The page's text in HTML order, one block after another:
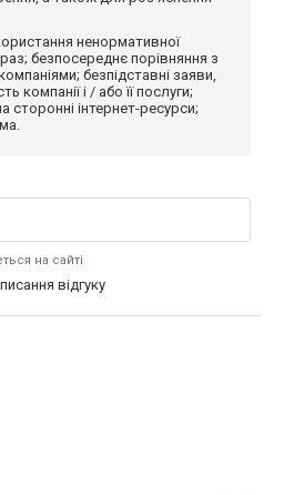
ненормативної
безпосереднє порівняння з
безпідставні заяви,
компанії і / або її послуги;
сторонні інтернет-ресурси;
на сайті
відгуку